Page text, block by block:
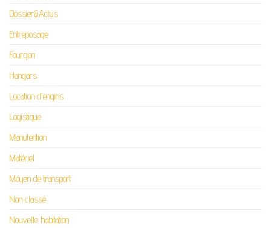
Dossier&Actus
Entreposage
Fourgon
Hangars
Location d'engins
Logistique
Manutention
Matériel
Moyen de transport
Non classé
Nouvelle habitation